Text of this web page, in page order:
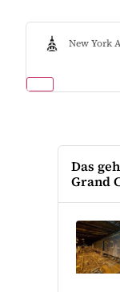
New York
Das
Grand